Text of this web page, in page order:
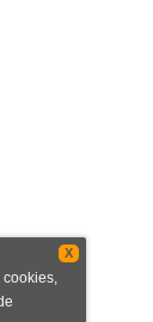
X
cookies,